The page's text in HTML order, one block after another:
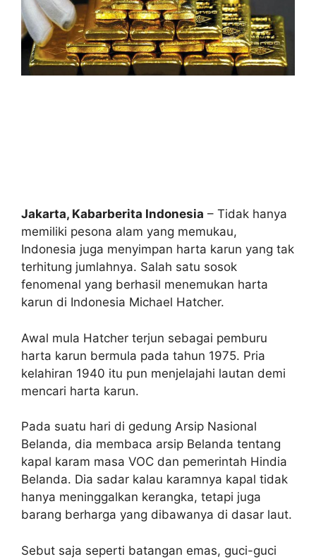
Jakarta, Kabarberita Indonesia – Tidak hanya
memiliki pesona alam yang memukau,
Indonesia juga menyimpan harta karun yang tak
terhitung jumlahnya. Salah satu sosok
fenomenal yang berhasil menemukan harta
karun di Indonesia Michael Hatcher.
Awal mula Hatcher terjun sebagai pemburu
harta karun bermula pada tahun 1975. Pria
kelahiran 1940 itu pun menjelajahi lautan demi
mencari harta karun.
Pada suatu hari di gedung Arsip Nasional
Belanda, dia membaca arsip Belanda tentang
kapal karam masa VOC dan pemerintah Hindia
Belanda. Dia sadar kalau karamnya kapal tidak
hanya meninggalkan kerangka, tetapi juga
barang berharga yang dibawanya di dasar laut.
Sebut saja seperti batangan emas, guci-guci